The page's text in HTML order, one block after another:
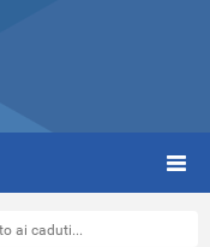
ai caduti...